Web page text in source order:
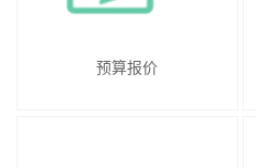
预算报价